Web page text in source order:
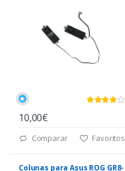
10,00€
Comparar Favoritos
Colunas para Asus ROG GR8-